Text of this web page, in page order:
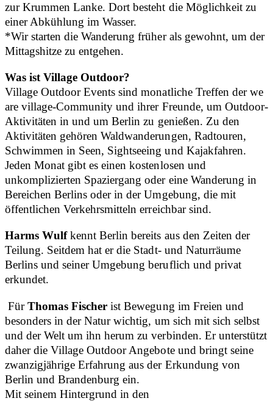
zur Krummen Lanke. Dort besteht die Möglichkeit zu
einer Abkühlung im Wasser.
*Wir starten die Wanderung früher als gewohnt, um der
Mittagshitze zu entgehen.
Was ist Village Outdoor?
Village Outdoor Events sind monatliche Treffen der we
are village-Community und ihrer Freunde, um Outdoor-
Aktivitäten in und um Berlin zu genießen. Zu den
Aktivitäten gehören Waldwanderungen, Radtouren,
Schwimmen in Seen, Sightseeing und Kajakfahren.
Jeden Monat gibt es einen kostenlosen und
unkomplizierten Spaziergang oder eine Wanderung in
Bereichen Berlins oder in der Umgebung, die mit
öffentlichen Verkehrsmitteln erreichbar sind.
Harms Wulfkennt Berlin bereits aus den Zeiten der
Teilung. Seitdem hat er die Stadt- und Naturräume
Berlins und seiner Umgebung beruflich und privat
erkundet.
FürThomas Fischer ist Bewegung im Freien und
besonders in der Natur wichtig, um sich mit sich selbst
und der Welt um ihn herum zu verbinden. Er unterstützt
daher die Village Outdoor Angebote und bringt seine
zwanzigjährige Erfahrung aus der Erkundung von
Berlin und Brandenburg ein.
Mit seinem Hintergrund in den